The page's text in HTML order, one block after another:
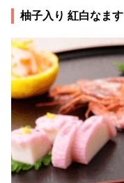
柚子入り 紅白なます